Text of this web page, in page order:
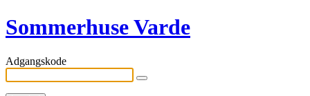
Sommerhuse Varde
Adgangskode